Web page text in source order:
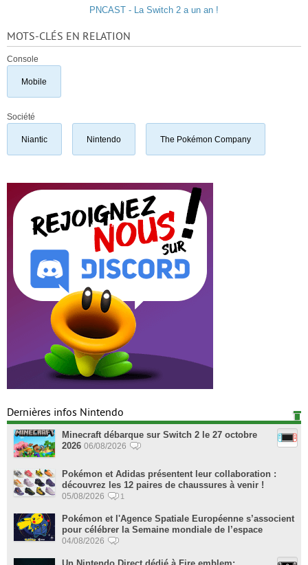
PNCAST - La Switch 2 a un an !
MOTS-CLÉS EN RELATION
Console
Mobile
Société
Niantic Nintendo The Pokémon Company
Dernières infos Nintendo
Minecraft débarque sur Switch 2 le 27 octobre
2026 06/08/2026
Pokémon et Adidas présentent leur collaboration :
découvrez les 12 paires de chaussures à venir !
05/08/2026 1
Pokémon et l'Agence Spatiale Européenne s’associent
pour célébrer la Semaine mondiale de l’espace
04/08/2026